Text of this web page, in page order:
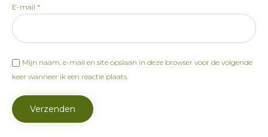
E-mail *
Mijn naam, e-mail en site opslaan in deze browser voor de volgende
keer wanneer ik een reactie plaats.